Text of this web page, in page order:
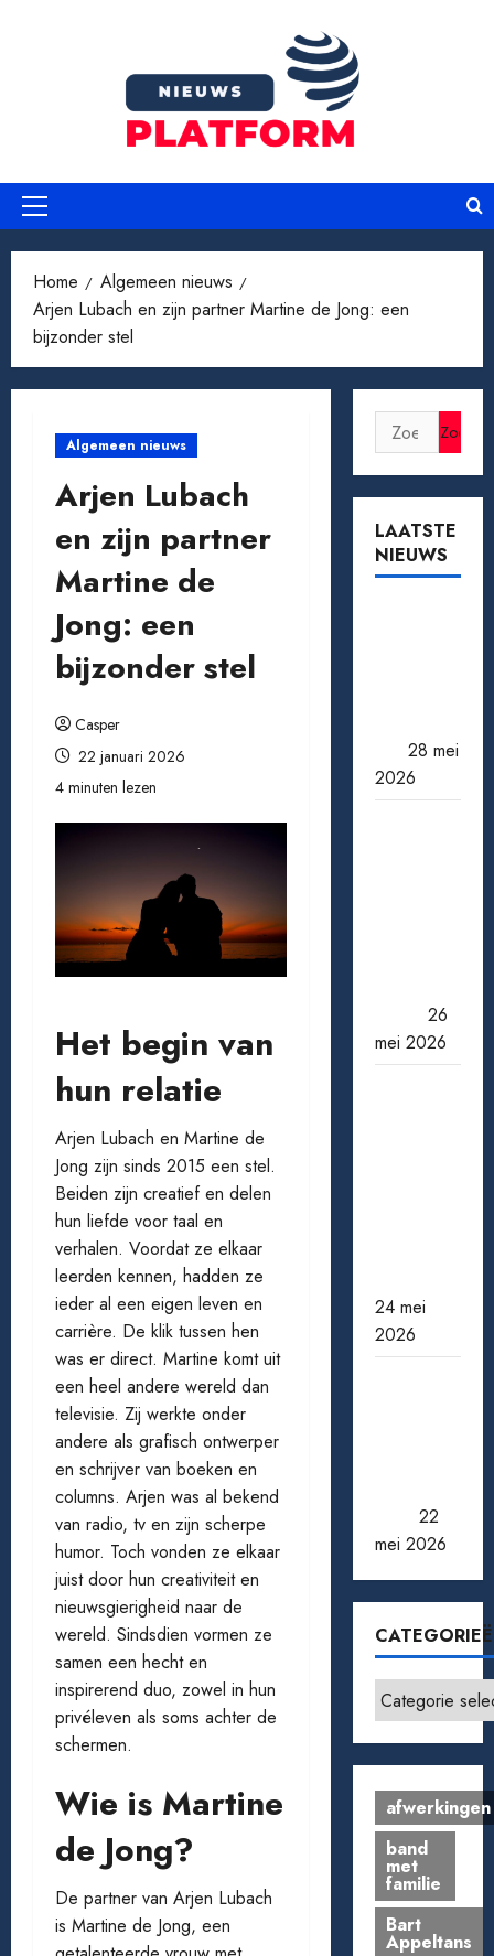
Primair
Home
Algemeen nieuws
Arjen Lubach en zijn partner Martine de Jong: een
bijzonder stel
Algemeen nieuws
Arjen Lubach
en zijn partner
Martine de
Jong: een
bijzonder stel
Casper
22 januari 2026
4 minuten lezen
Het begin van
hun relatie
Arjen Lubach en Martine de
Jong zijn sinds 2015 een stel.
Beiden zijn creatief en delen
hun liefde voor taal en
verhalen. Voordat ze elkaar
leerden kennen, hadden ze
ieder al een eigen leven en
carrière. De klik tussen hen
was er direct. Martine komt uit
een heel andere wereld dan
televisie. Zij werkte onder
andere als grafisch ontwerper
en schrijver van boeken en
columns. Arjen was al bekend
van radio, tv en zijn scherpe
humor. Toch vonden ze elkaar
juist door hun creativiteit en
nieuwsgierigheid naar de
wereld. Sindsdien vormen ze
samen een hecht en
inspirerend duo, zowel in hun
privéleven als soms achter de
schermen.
Wie is Martine
de Jong?
De partner van Arjen Lubach
is Martine de Jong, een
Zoeken
naar:
LAATSTE
NIEUWS
28 mei
2026
26
mei 2026
24 mei
2026
22
mei 2026
Categorieën
afwerkingen
band
met
familie
Bart
Appeltans